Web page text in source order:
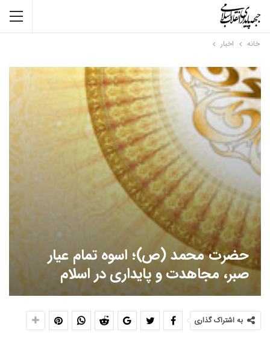
خانه اخبار
حضرت محمد (ص)؛ اسوه تمام عیار
صبر، مجاهدت و پایداری در اسلام
به اشتراک گذاری